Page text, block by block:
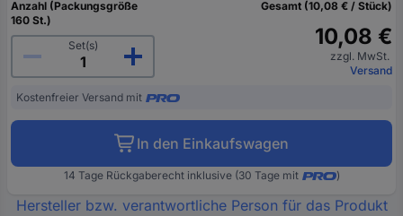
Anzahl (Packungsgröße
160 St.)
Set(s)
Gesamt (10,08 € / Stück)
10,08 €
zzgl. MwSt.
Versand
Kostenfreier Versand mit
In den Einkaufswagen
14 Tage Rückgaberecht inklusive (30 Tage mit )
Hersteller bzw. verantwortliche Person für das Produkt